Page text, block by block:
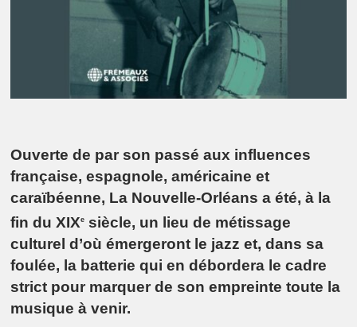
Ouverte de par son passé aux influences
française, espagnole, américaine et
caraïbéenne, La Nouvelle-Orléans a été, à la
fin du XIXe siècle, un lieu de métissage
culturel d’où émergeront le jazz et, dans sa
foulée, la batterie qui en débordera le cadre
strict pour marquer de son empreinte toute la
musique à venir.